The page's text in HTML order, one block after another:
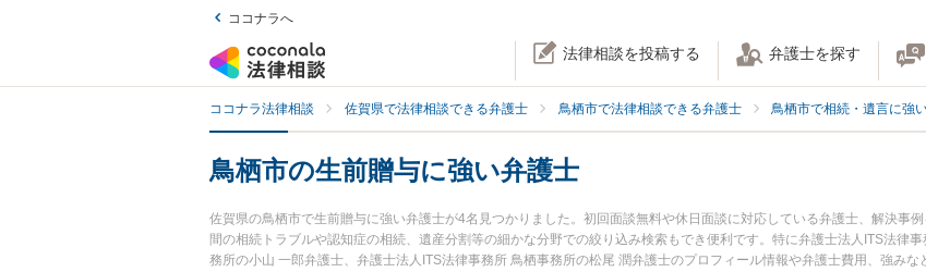
ココナラへ
法律相談を投稿する 弁護士を探す
ココナラ法律相談 佐賀県で法律相談できる弁護士 鳥栖市で法律相談できる弁護士 鳥栖市で相続・遺言に強
鳥栖市の生前贈与に強い弁護士
佐賀県の鳥栖市で生前贈与に強い弁護士が4名見つかりました。初回面談無料や休日面談に対応している弁護士、解決事
間の相続トラブルや認知症の相続、遺産分割等の細かな分野での絞り込み検索もでき便利です。特に弁護士法人ITS法律
務所の小山 一郎弁護士、弁護士法人ITS法律事務所 鳥栖事務所の松尾 潤弁護士のプロフィール情報や弁護士費用、強み